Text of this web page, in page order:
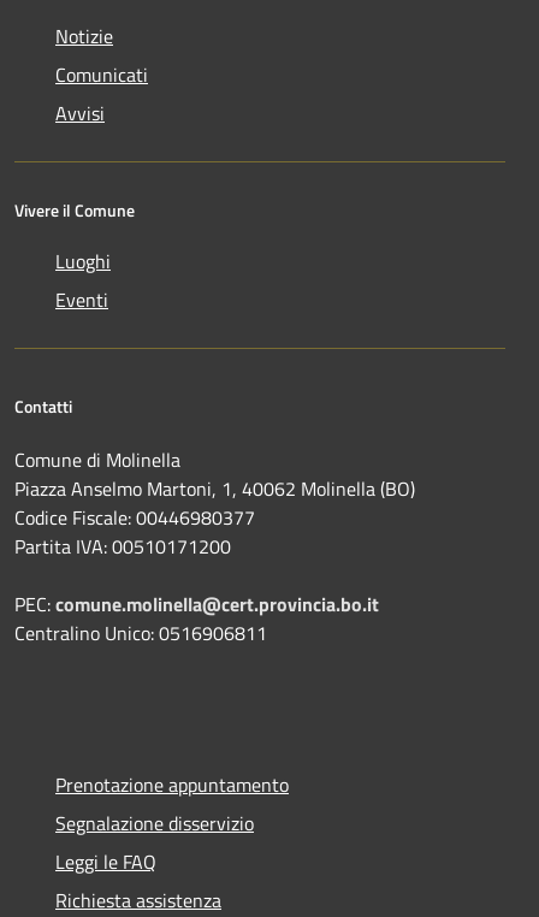
Notizie
Comunicati
Avvisi
Vivere il Comune
Luoghi
Eventi
Contatti
Comune di Molinella
Piazza Anselmo Martoni, 1, 40062 Molinella (BO)
Codice Fiscale: 00446980377
Partita IVA: 00510171200
PEC:comune.molinella@cert.provincia.bo.it
Centralino Unico: 0516906811
Prenotazione appuntamento
Segnalazione disservizio
Leggi le FAQ
Richiesta assistenza